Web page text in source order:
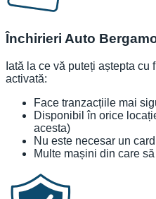
Închirieri Auto
Iată la ce vă puteți aștepta cu
activată:
Face tranzacțiile mai
Disponibil în orice
acesta)
Nu este necesar un
Multe mașini din care